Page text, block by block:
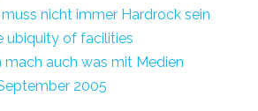
muss nicht immer Hardrock sein
ubiquity of facilities
mach auch was mit Medien
2005